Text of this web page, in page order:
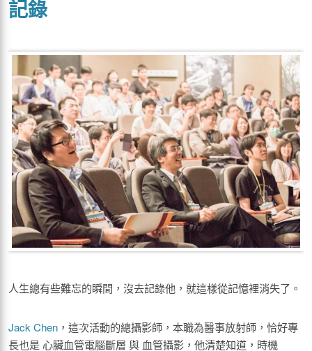
記錄
人生總有些難忘的瞬間，沒去記錄他，就這樣從記憶裡消失了。
Jack Chen ，這次活動的總攝影師，本職為醫事放射師，恰好專
長也是 心臟血管電腦斷層 與 血管攝影，他清楚知道，時機